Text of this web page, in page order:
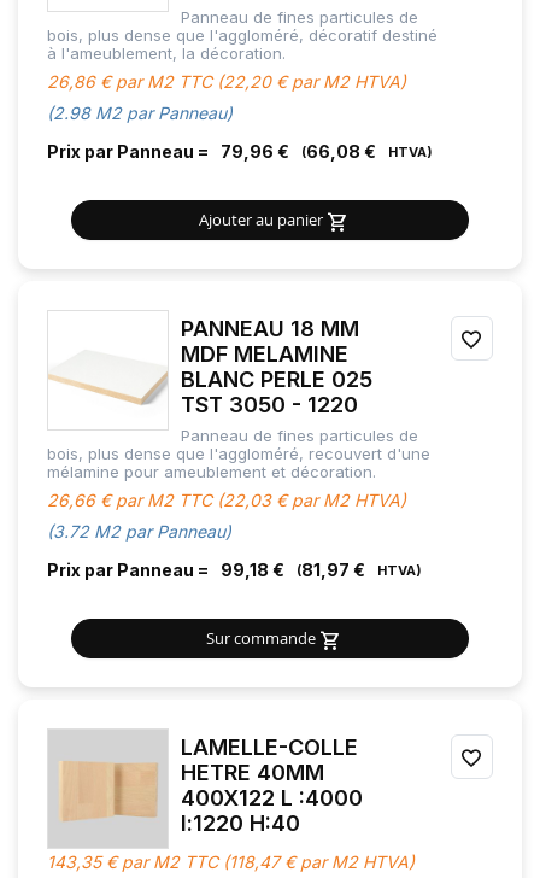
Panneau de fines particules de
bois, plus dense que l'aggloméré, décoratif destiné
à l'ameublement, la décoration.
26,86 € par M2 TTC (22,20 € par M2 HTVA)
(2.98 M2 par Panneau)
Prix par Panneau =
79,96 € 66,08 €
Ajouter au panier
PANNEAU 18 MM
MDF MELAMINE
BLANC PERLE 025
TST 3050 - 1220
Panneau de fines particules de
bois, plus dense que l'aggloméré, recouvert d'une
mélamine pour ameublement et décoration.
26,66 € par M2 TTC (22,03 € par M2 HTVA)
(3.72 M2 par Panneau)
Prix par Panneau =
99,18 € 81,97 €
Sur commande
LAMELLE-COLLE
HETRE 40MM
400X122 L :4000
l:1220 H:40
143,35 € par M2 TTC (118,47 € par M2 HTVA)